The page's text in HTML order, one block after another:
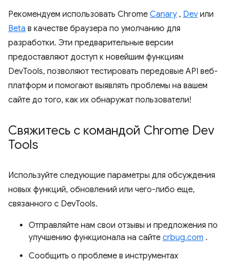
Рекомендуем использовать Chrome Canary , Dev или
Beta в качестве браузера по умолчанию для
разработки. Эти предварительные версии
предоставляют доступ к новейшим функциям
DevTools, позволяют тестировать передовые API веб-
платформ и помогают выявлять проблемы на вашем
сайте до того, как их обнаружат пользователи!
Свяжитесь с командой Chrome Dev
Tools
Используйте следующие параметры для обсуждения
новых функций, обновлений или чего-либо еще,
связанного с DevTools.
Отправляйте нам свои отзывы и предложения по
улучшению функционала на сайте crbug.com .
Сообщить о проблеме в инструментах